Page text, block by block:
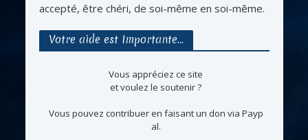
accepté, être chéri, de soi-même en soi-même.
Votre aide est Importante…
Vous appréciez ce site
et voulez le soutenir ?
Vous pouvez contribuer en faisant un don via Payp
al.